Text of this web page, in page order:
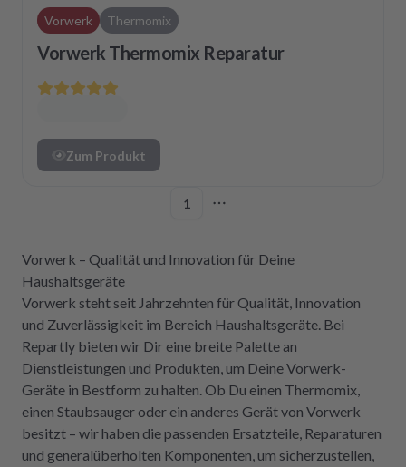
Vorwerk Thermomix
Vorwerk Thermomix Reparatur
Zum Produkt
1
Vorwerk – Qualität und Innovation für Deine
Haushaltsgeräte
Vorwerk steht seit Jahrzehnten für Qualität, Innovation
und Zuverlässigkeit im Bereich Haushaltsgeräte. Bei
Repartly bieten wir Dir eine breite Palette an
Dienstleistungen und Produkten, um Deine Vorwerk-
Geräte in Bestform zu halten. Ob Du einen Thermomix,
einen Staubsauger oder ein anderes Gerät von Vorwerk
besitzt – wir haben die passenden Ersatzteile, Reparaturen
und generalüberholten Komponenten, um sicherzustellen,